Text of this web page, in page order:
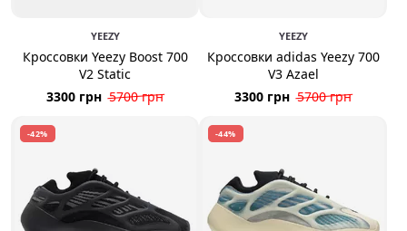
YEEZY
Кроссовки Yeezy Boost 700
V2 Static
3300 грн 5700 грн
YEEZY
Кроссовки adidas Yeezy 700
V3 Azael
3300 грн 5700 грн
-42% -44%